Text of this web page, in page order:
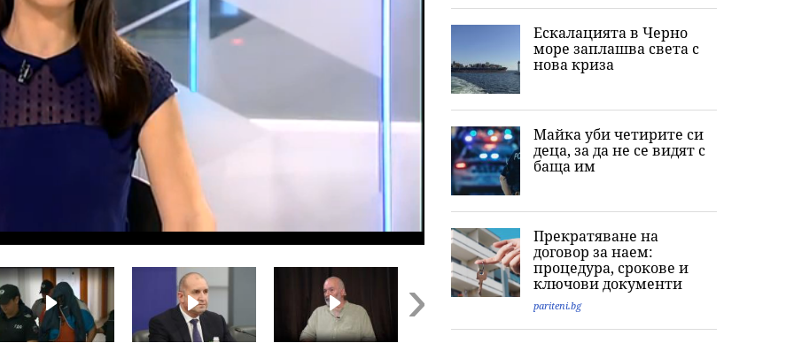
Ескалацията в Черно
море заплашва света с
нова криза
Майка уби четирите си
деца, за да не се видят с
баща им
Прекратяване на
договор за наем:
процедура, срокове и
ключови документи
pariteni.bg